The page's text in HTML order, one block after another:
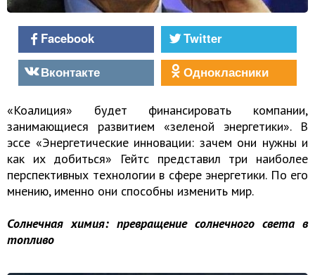
Facebook
Twitter
Вконтакте
Однокласники
«Коалиция» будет финансировать компании,
занимающиеся развитием «зеленой энергетики». В
эссе «Энергетические инновации: зачем они нужны и
как их добиться» Гейтс представил три наиболее
перспективных технологии в сфере энергетики. По его
мнению, именно они способны изменить мир.
Солнечная химия: превращение солнечного света в
топливо